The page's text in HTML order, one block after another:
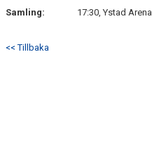
Samling:
17:30, Ystad Arena
<< Tillbaka